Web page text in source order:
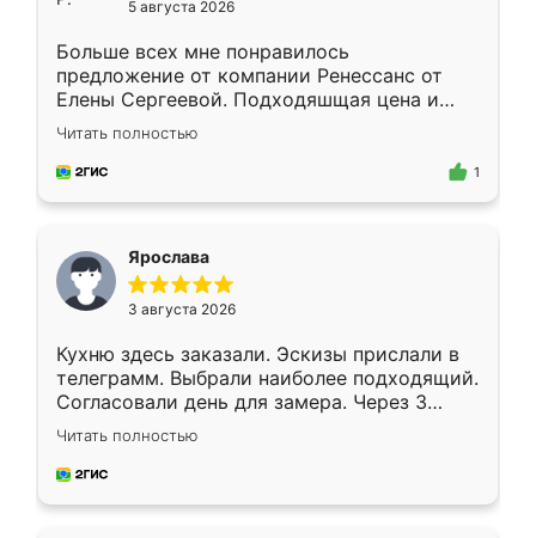
5 августа 2026
Больше всех мне понравилось
предложение от компании Ренессанс от
Елены Сергеевой. Подходяшщая цена и
короткие сроки изготовления. Приехавший
для замера сотрудник Владислав
предложил по моему эскизу самый
Читать полностью
1
Ярослава
3 августа 2026
Кухню здесь заказали. Эскизы прислали в
телеграмм. Выбрали наиболее подходящий.
Согласовали день для замера. Через 3
недели кухня была уже готова. Остались
довольны работой. Спасибо Ренессанс
мебель за качественную работу!
Читать полностью